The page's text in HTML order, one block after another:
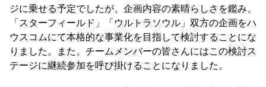
ジに乗せる予定でしたが、企画内容の素晴らしさを鑑み、
「スターフィールド」「ウルトラソウル」双方の企画をハ
ウスコムにて本格的な事業化を目指して検討することにな
りました。また、チームメンバーの皆さんにはこの検討ス
テージに継続参加を呼び掛けることになりました。